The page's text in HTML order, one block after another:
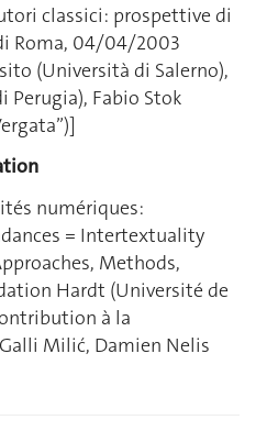
classici: prospettive di
Roma, 04/04/2003
(Università di Salerno),
Perugia), Fabio Stok
numériques:
= Intertextuality
Methods,
Hardt (Université de
à la
Milić, Damien Nelis